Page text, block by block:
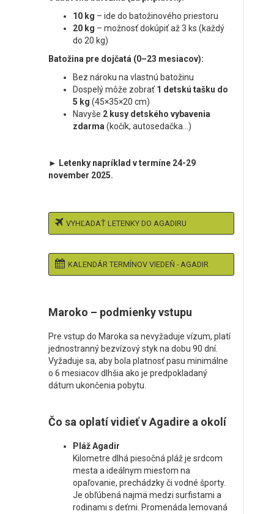
10 kg – ide do batožinového priestoru
20 kg – možnosť dokúpiť až 3 ks (každý
do 20 kg)
Batožina pre dojčatá (0–23 mesiacov):
Bez nároku na vlastnú batožinu
Dospelý môže zobrať 1 detskú tašku do
5 kg (45×35×20 cm)
Navyše 2 kusy detského vybavenia
zdarma(kočík, autosedačka...)
► Letenky napríklad v termíne 24-29
november 2025.
VYHĽADAŤ LETENKY DO AGADIRU
KALENDÁR TERMÍNOV VIEDEŇ - AGADIR
Maroko – podmienky vstupu
Pre vstup do Maroka sa nevyžaduje vízum, platí
jednostranný bezvízový styk na dobu 90 dní.
Vyžaduje sa, aby bola platnosť pasu minimálne
o 6 mesiacov dlhšia ako je predpokladaný
dátum ukončenia pobytu.
Čo sa oplatí vidieť v Agadire a okolí
Pláž Agadir
Kilometre dlhá piesočná pláž je srdcom
mesta a ideálnym miestom na
opaľovanie, prechádzky či vodné športy.
Je obľúbená najmä medzi surfistami a
rodinami s deťmi. Promenáda lemovaná